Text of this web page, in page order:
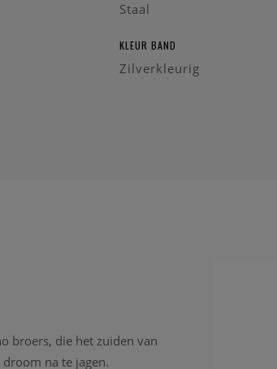
Staal
KLEUR BAND
Zilverkleurig
broers, die het zuiden van
na te jagen.